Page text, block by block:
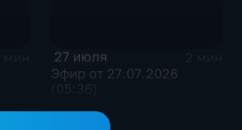
27 июля
Эфир от 27.07.2026